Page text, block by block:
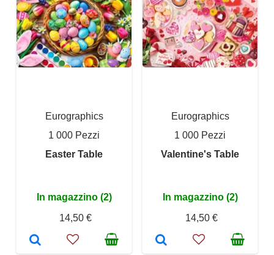
Eurographics
1 000 Pezzi
Easter Table
In magazzino (2)
14,50 €
Eurographics
1 000 Pezzi
Valentine's Table
In magazzino (2)
14,50 €